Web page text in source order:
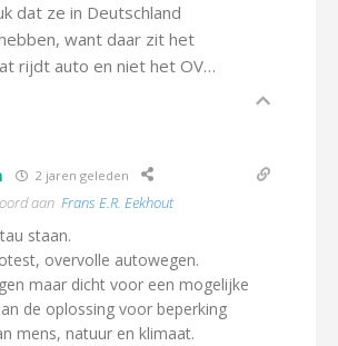
dat ze in Deutschland
want daar zit het
rijdt auto en niet het OV…
2 jaren geleden
aan Frans E.R. Eekhout
staan.
overvolle autowegen.
maar dicht voor een mogelijke
de oplossing voor beperking
mens, natuur en klimaat.